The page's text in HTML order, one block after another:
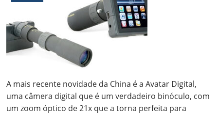
A mais recente novidade da China é a Avatar Digital,
uma câmera digital que é um verdadeiro binóculo, com
um zoom óptico de 21x que a torna perfeita para